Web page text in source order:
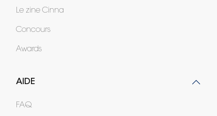
Le zine Cinna
Concours
Awards
AIDE
FAQ